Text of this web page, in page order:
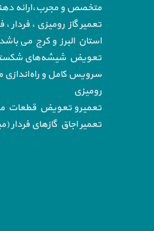
متخصص و مجرب،ارائه
تعمیر گاز رومیزی ، فردار
استان البرز و کرج می باشد
تعویض شیشه‌های شکسته
سرویس کامل و راه‌اندازی
رومیزی
تعمیرو تعویض قطعات
تعمیر اجاق گاز‌های فردار